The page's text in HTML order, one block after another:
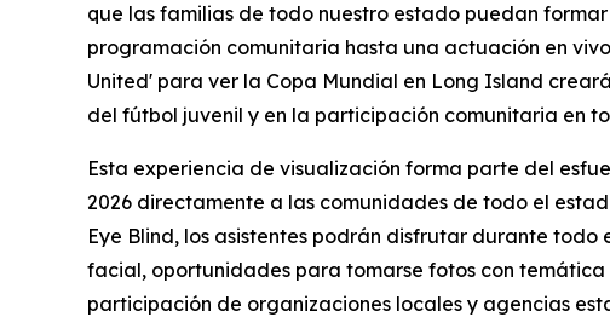
que las familias de todo nuestro estado puedan
programación comunitaria hasta una actuación en
United' para ver la Copa Mundial en Long Island
del fútbol juvenil y en la participación comunitaria en
Esta experiencia de visualización forma parte del
2026 directamente a las comunidades de todo el
Eye Blind, los asistentes podrán disfrutar durante
facial, oportunidades para tomarse fotos con
participación de organizaciones locales y agencias